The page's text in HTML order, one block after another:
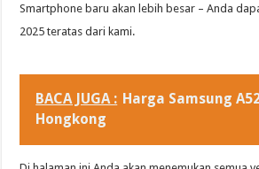
Smartphone baru akan lebih besar – Anda
2025 teratas dari kami.
BACA JUGA : Harga Samsung
Hongkong